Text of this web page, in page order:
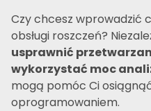
Czy chcesz wprowadzić
obsługi roszczeń?
usprawnić
wykorzystać moc
mogą pomóc Ci
oprogramowaniem.